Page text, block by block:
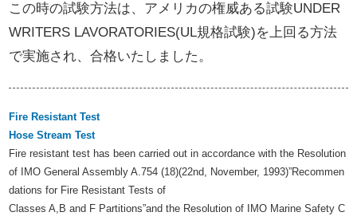
この時の試験方法は、アメリカの権威ある試験UNDER
WRITERS LAVORATORIES(UL規格試験)を上回る方法
で実施され、合格いたしました。
Fire Resistant Test
Hose Stream Test
Fire resistant test has been carried out in accordance with the Resolution
of IMO General Assembly A.754 (18)(22nd, November, 1993)”Recommen
dations for Fire Resistant Tests of
Classes A,B and F Partitions”and the Resolution of IMO Marine Safety C